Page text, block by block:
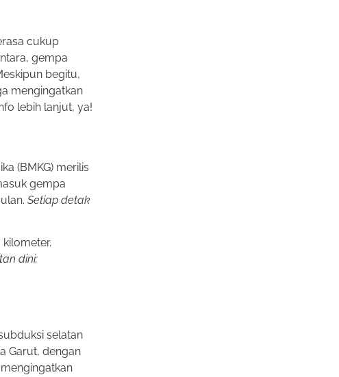
cukup
gempa
begitu,
mengingatkan
lebih lanjut, ya!
(BMKG) merilis
gempa
Setiap detak
dini;
selatan
Garut, dengan